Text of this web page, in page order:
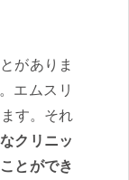
がありま
エムスリ
す。それ
クリニッ
とができ